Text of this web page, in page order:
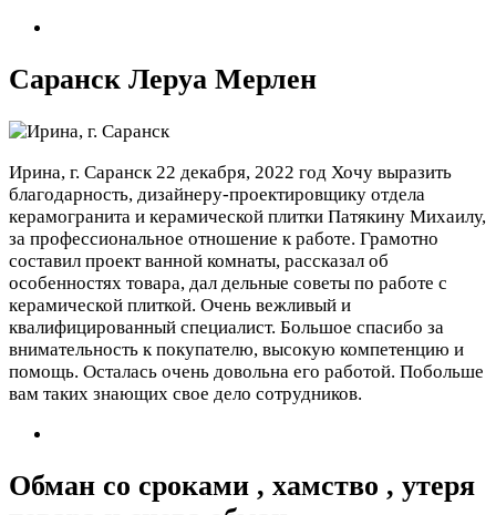
Саранск Леруа Мерлен
Ирина, г. Саранск 22 декабря, 2022 год Хочу выразить
благодарность, дизайнеру-проектировщику отдела
керамогранита и керамической плитки Патякину Михаилу,
за профессиональное отношение к работе. Грамотно
составил проект ванной комнаты, рассказал об
особенностях товара, дал дельные советы по работе с
керамической плиткой. Очень вежливый и
квалифицированный специалист. Большое спасибо за
внимательность к покупателю, высокую компетенцию и
помощь. Осталась очень довольна его работой. Побольше
вам таких знающих свое дело сотрудников.
Обман со сроками , хамство , утеря